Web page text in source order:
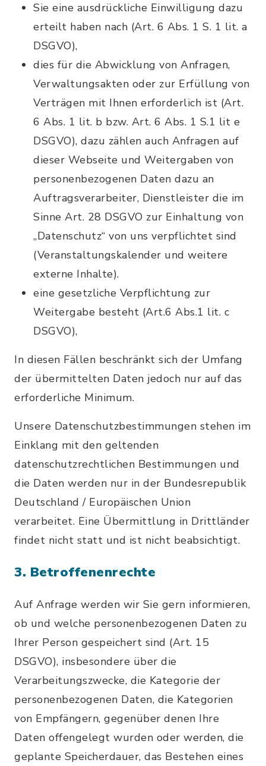
Sie eine ausdrückliche Einwilligung dazu
erteilt haben nach (Art. 6 Abs. 1 S. 1 lit. a
DSGVO),
dies für die Abwicklung von Anfragen,
Verwaltungsakten oder zur Erfüllung von
Verträgen mit Ihnen erforderlich ist (Art.
6 Abs. 1 lit. b bzw. Art. 6 Abs. 1 S.1 lit e
DSGVO), dazu zählen auch Anfragen auf
dieser Webseite und Weitergaben von
personenbezogenen Daten dazu an
Auftragsverarbeiter, Dienstleister die im
Sinne Art. 28 DSGVO zur Einhaltung von
„Datenschutz“ von uns verpflichtet sind
(Veranstaltungskalender und weitere
externe Inhalte).
eine gesetzliche Verpflichtung zur
Weitergabe besteht (Art.6 Abs.1 lit. c
DSGVO),
In diesen Fällen beschränkt sich der Umfang
der übermittelten Daten jedoch nur auf das
erforderliche Minimum.
Unsere Datenschutzbestimmungen stehen im
Einklang mit den geltenden
datenschutzrechtlichen Bestimmungen und
die Daten werden nur in der Bundesrepublik
Deutschland / Europäischen Union
verarbeitet. Eine Übermittlung in Drittländer
findet nicht statt und ist nicht beabsichtigt.
3. Betroffenenrechte
Auf Anfrage werden wir Sie gern informieren,
ob und welche personenbezogenen Daten zu
Ihrer Person gespeichert sind (Art. 15
DSGVO), insbesondere über die
Verarbeitungszwecke, die Kategorie der
personenbezogenen Daten, die Kategorien
von Empfängern, gegenüber denen Ihre
Daten offengelegt wurden oder werden, die
geplante Speicherdauer, das Bestehen eines